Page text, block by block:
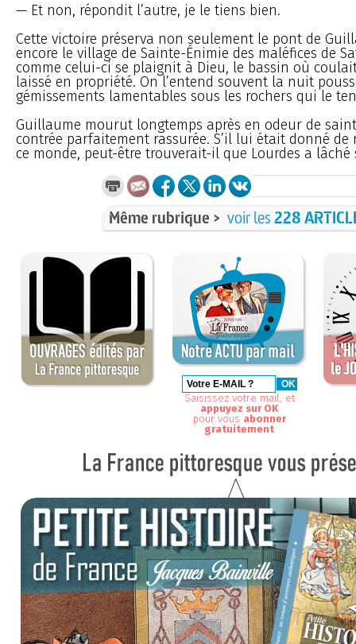
— Et non, répondit l’autre, je le tiens bien.
Cette victoire préserva non seulement le pont de
encore le village de Sainte-Énimie des maléfices de
comme celui-ci se plaignit à Dieu, le bassin où
laissé en propriété. On l’entend souvent la nuit
gémissements lamentables sous les rochers qui le
Guillaume mourut longtemps après en odeur de
contrée parfaitement rassurée. S’il lui était donné de
ce monde, peut-être trouverait-il que Lourdes a lâché
Même rubrique > voir les228
Saisissez votre mail, et
appuyez sur OK
pour vous abonner
gratuitement